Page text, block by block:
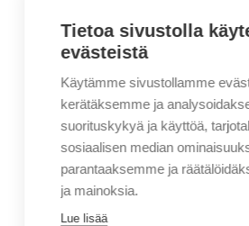
Nimi*
Sähköposti*
Puhelin*
Tietoa sivustolla
evästeistä
Käytämme sivustollamme
kerätäksemme ja
suorituskykyä ja käyttöä,
sosiaalisen median
parantaaksemme ja
ja mainoksia.
Lue lisää